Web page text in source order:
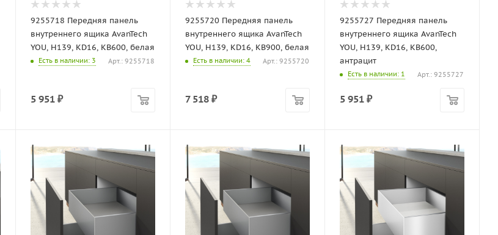
9255718 Передняя панель
внутреннего ящика AvanTech
YOU, H139, KD16, KB600, белая
Есть в наличии: 3 Арт.: 9255718
5 951 ₽
9255720 Передняя панель
внутреннего ящика AvanTech
YOU, H139, KD16, KB900, белая
Есть в наличии: 4 Арт.: 9255720
7 518 ₽
9255727 Передняя панель
внутреннего ящика AvanTech
YOU, H139, KD16, KB600,
антрацит
Есть в наличии: 1 Арт.: 9255727
5 951 ₽